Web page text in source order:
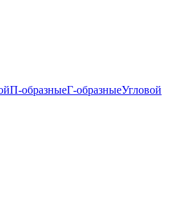
П-образныеГ-образныеУгловой